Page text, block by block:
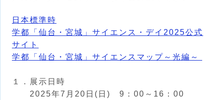
日本標準時
学都「仙台・宮城」サイエンス・デイ2025公式
サイト
学都「仙台・宮城」サイエンスマップ～光編～
１．展示日時
2025年7月20日(日) 9：00～16：00